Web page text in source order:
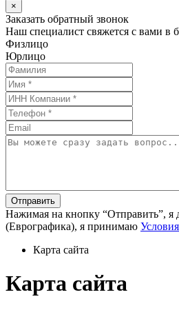
×
Заказать обратный звонок
Наш специалист свяжется с вами в
Физлицо
Юрлицо
Отправить
Нажимая на кнопку “Отправить”, я
(Еврографика), я принимаю
Карта сайта
Карта сайта